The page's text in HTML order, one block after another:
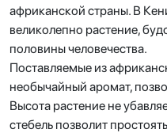
африканской страны. В
великолепно растение,
половины человечества.
Поставляемые из
необычайный аромат,
Высота растение не
стебель позволит